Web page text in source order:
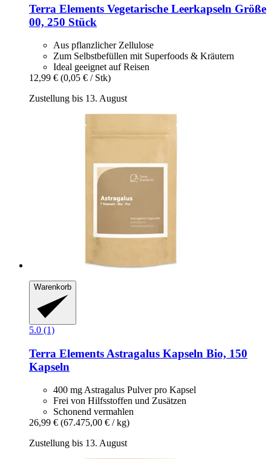
Terra Elements Vegetarische Leerkapseln Größe
00, 250 Stück
Aus pflanzlicher Zellulose
Zum Selbstbefüllen mit Superfoods & Kräutern
Ideal geeignet auf Reisen
12,99 € (0,05 € / Stk)
Zustellung bis 13. August
Warenkorb
5.0 (1)
Terra Elements Astragalus Kapseln Bio, 150
Kapseln
400 mg Astragalus Pulver pro Kapsel
Frei von Hilfsstoffen und Zusätzen
Schonend vermahlen
26,99 € (67.475,00 € / kg)
Zustellung bis 13. August